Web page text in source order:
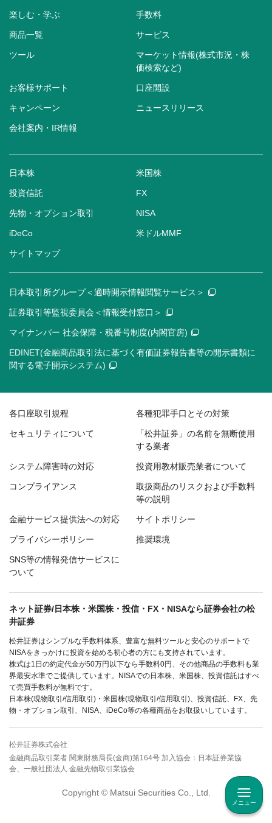
メニュー
楽しむ・学ぶ 手数料
商品一覧 サービス
ツール
マーケット情報(株式市況・株
価検索など)
お客様サポート 口座開設
キャンペーン ニュースリリース
会社案内・IR情報
日本株 米国株
投資信託 FX
先物・オプション取引 NISA
iDeCo 米ドルMMF
サイトマップ
日本取引所グループ＜適時開示情報閲覧サービス＞
証券取引等監視委員会＜情報受付窓口＞
マイナンバー 社会保障・税番号制度(内閣官房)
EDINET(金融商品取引法に基づく有価証券報告書等の開示書類に
関する電子開示システム)
各口座取引規程 各種犯罪手口とその対策
セキュリティについて
「松井証券」の名前を無断使用
する業者
システム障害時の対応 投資用教材販売業者について
コンプライアンス
取扱商品のリスクおよび手数料
等の説明
金融サービス提供法への対応 サイトポリシー
プライバシーポリシー 推奨環境
SNS等の情報発信サービスに
ついて
ネット証券/日本株・米国株・投信・FX・NISAなら証券会社の松
井証券
松井証券はシンプルな手数料体系、豊富な無料ツールと安心のサポートで
NISAをきっかけに投資を始める初心者の方にも支持されています。
株式は1日の約定代金が50万円以下なら手数料0円、その他商品の手数料も業
界最安水準でご提供しています。NISAでの日本株、米国株、投資信託はすべ
て売買手数料が無料です。
日本株(現物取引/信用取引)・米国株(現物取引/信用取引)、投資信託、FX、先
物・オプション取引、NISA、iDeCo等の各種商品をお取扱いしています。
松井証券株式会社
金融商品取引業者 関東財務局長(金商)第164号 加入協会：日本証券業協
会、一般社団法人 金融先物取引業協会
Copyright © Matsui Securities Co., Ltd.